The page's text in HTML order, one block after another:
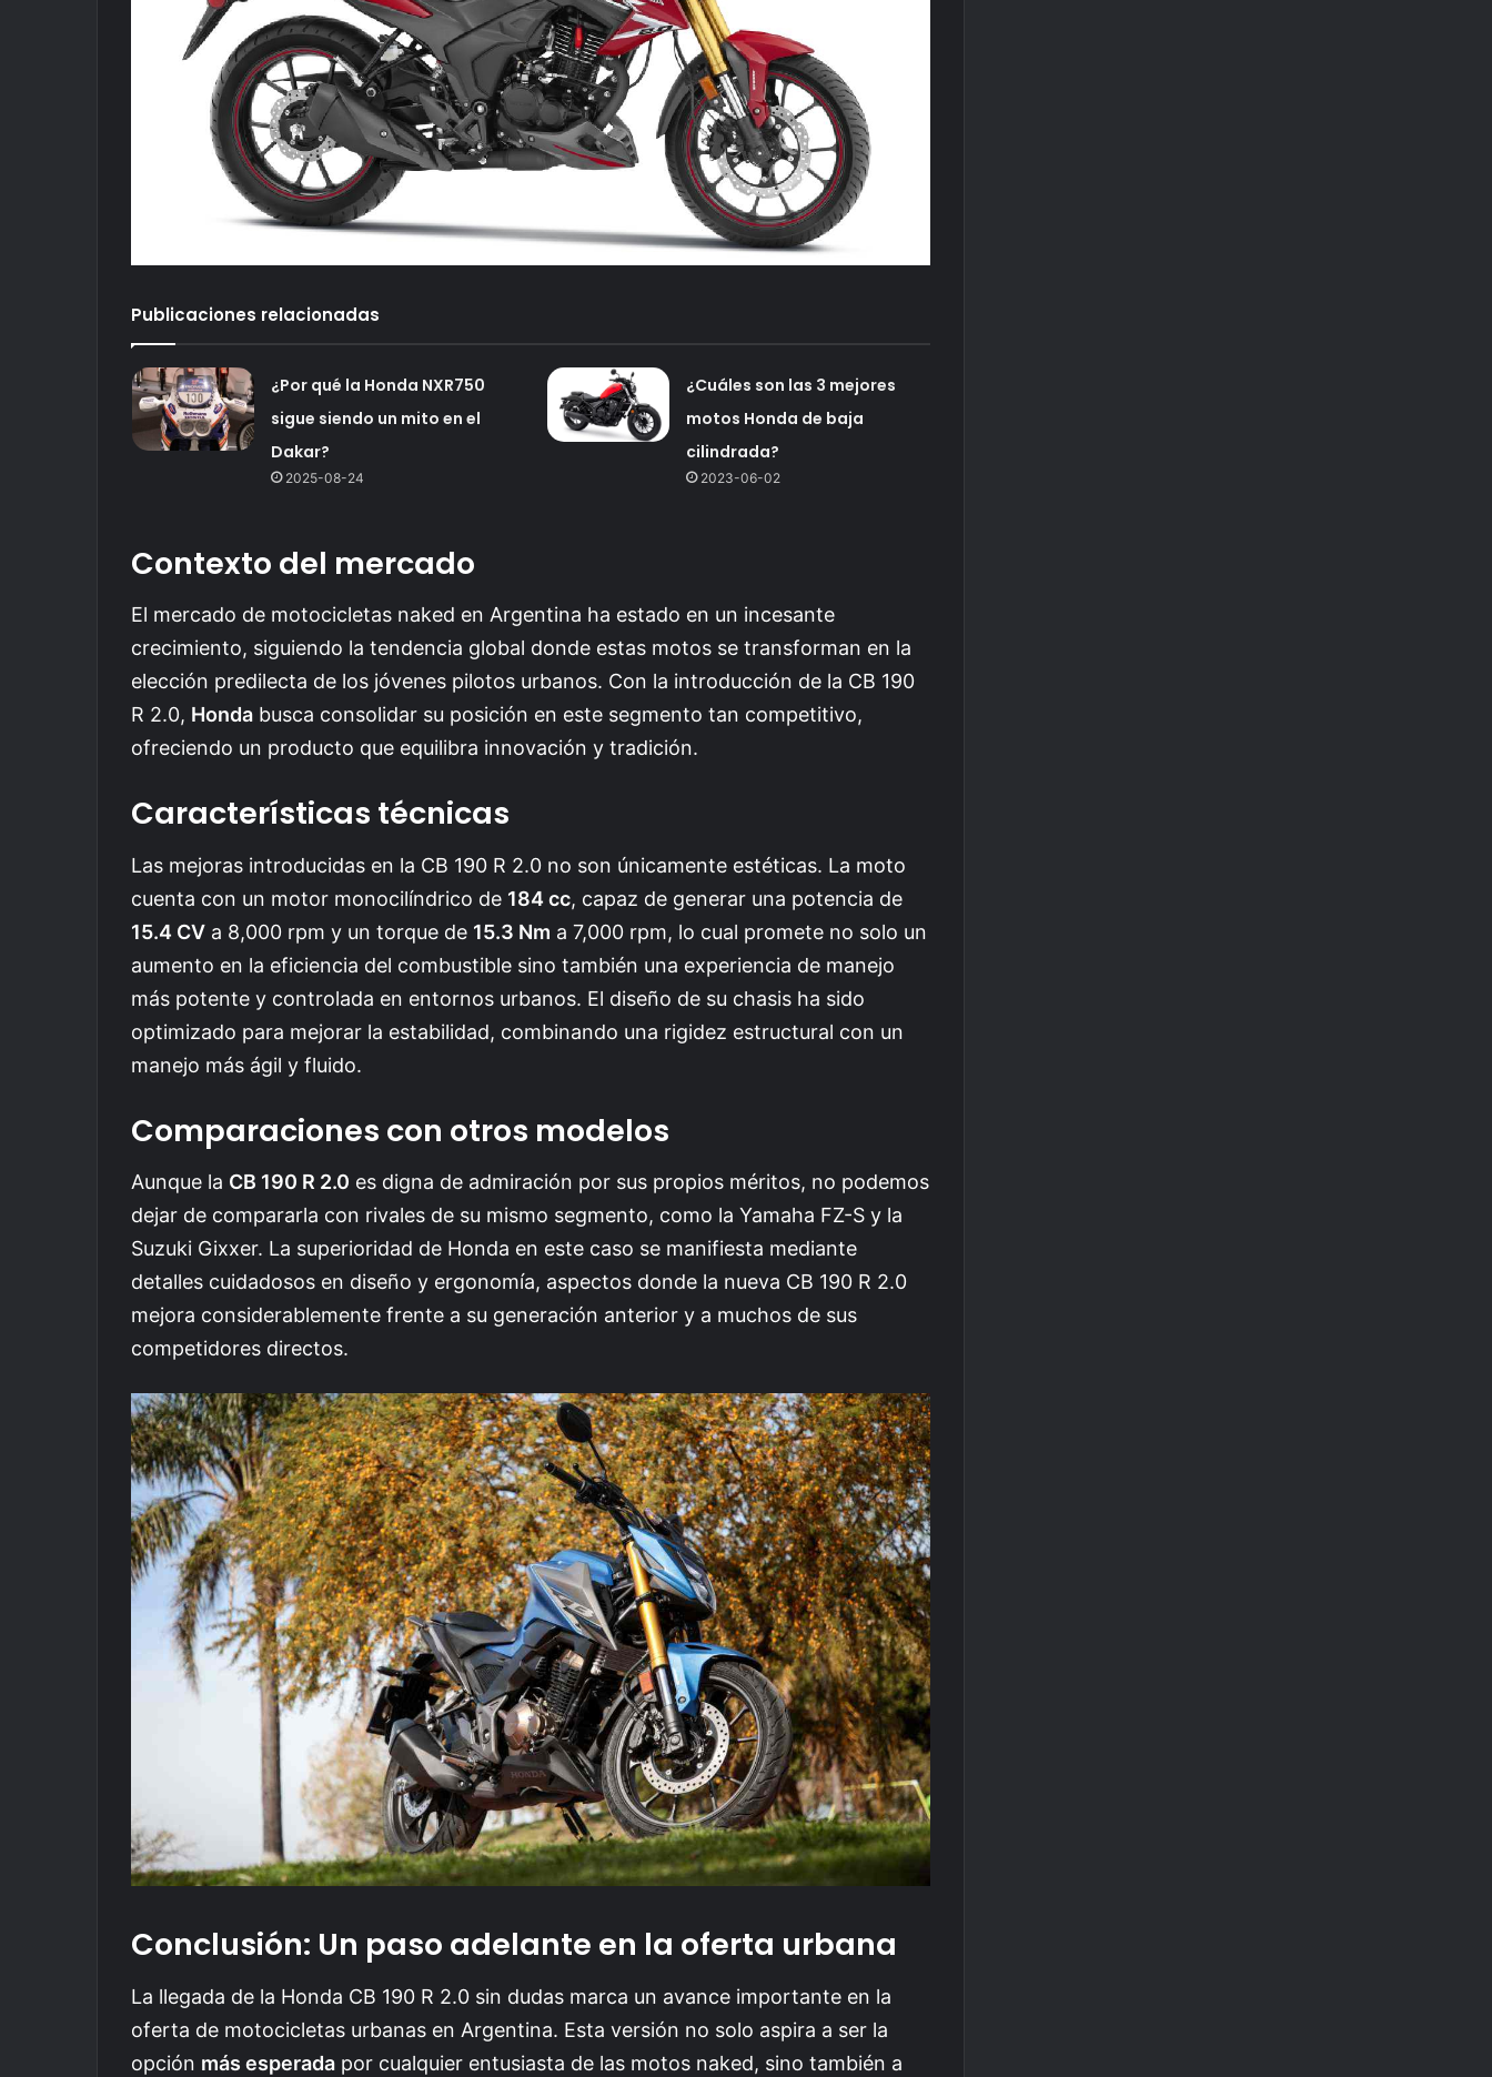
Publicaciones relacionadas
¿Por qué la Honda NXR750
sigue siendo un mito en el
Dakar?
2025-08-24
¿Cuáles son las 3 mejores
motos Honda de baja
cilindrada?
2023-06-02
Contexto del mercado
El mercado de motocicletas naked en Argentina ha estado en un incesante
crecimiento, siguiendo la tendencia global donde estas motos se transforman en la
elección predilecta de los jóvenes pilotos urbanos. Con la introducción de la CB 190
R 2.0, Honda busca consolidar su posición en este segmento tan competitivo,
ofreciendo un producto que equilibra innovación y tradición.
Características técnicas
Las mejoras introducidas en la CB 190 R 2.0 no son únicamente estéticas. La moto
cuenta con un motor monocilíndrico de 184 cc, capaz de generar una potencia de
15.4 CV a 8,000 rpm y un torque de 15.3 Nm a 7,000 rpm, lo cual promete no solo un
aumento en la eficiencia del combustible sino también una experiencia de manejo
más potente y controlada en entornos urbanos. El diseño de su chasis ha sido
optimizado para mejorar la estabilidad, combinando una rigidez estructural con un
manejo más ágil y fluido.
Comparaciones con otros modelos
Aunque la CB 190 R 2.0 es digna de admiración por sus propios méritos, no podemos
dejar de compararla con rivales de su mismo segmento, como la Yamaha FZ-S y la
Suzuki Gixxer. La superioridad de Honda en este caso se manifiesta mediante
detalles cuidadosos en diseño y ergonomía, aspectos donde la nueva CB 190 R 2.0
mejora considerablemente frente a su generación anterior y a muchos de sus
competidores directos.
Conclusión: Un paso adelante en la oferta urbana
La llegada de la Honda CB 190 R 2.0 sin dudas marca un avance importante en la
oferta de motocicletas urbanas en Argentina. Esta versión no solo aspira a ser la
opción más esperada por cualquier entusiasta de las motos naked, sino también a